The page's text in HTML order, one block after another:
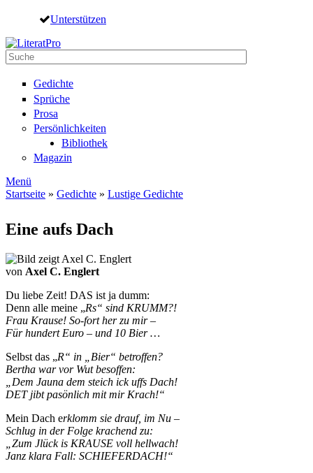
Direkt zum Inhalt
Unterstützen
Suche
Gedichte
Sprüche
Prosa
Persönlichkeiten
Bibliothek
Magazin
Menü
Startseite » Gedichte » Lustige Gedichte
Eine aufs Dach
von Axel C. Englert
Du liebe Zeit! DAS ist ja dumm:
Denn alle meine „Rs“ sind KRUMM?!
Frau Krause! So-fort herzu mir–
Fürhundert Euro – und 10 Bier…
Selbst das „R“ in „Bier“ betroffen?
Bertha warvorWut besoffen:
„Dem Jauna dem steich ick uffs Dach!
DET jibt pasönlich mit mirKrach!“
Mein Dach erklomm sie drauf, im Nu –
Schlug in derFolge krachend zu:
„Zum Jlück is KRAUSE voll hellwach!
Janz klara Fall: SCHIEFERDACH!“